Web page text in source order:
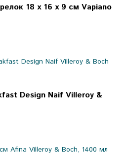
18 x 16 x 9 см Vapiano
Design Naif Villeroy &